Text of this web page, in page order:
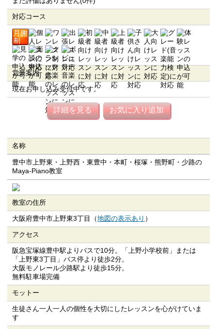
対応コース
営業案内
現在お申し込み受付中です。
詳細を見る お気に入り追加
名称
豊中市上野東・上野西・東豊中・本町・桜塚・熊野町・少路の
Maya-Piano教室
教室の住所
大阪府豊中市上野東3丁目（地図の表示あり ）
アクセス
阪急宝塚線豊中駅よりバスで10分。「上野小学校前」または
「上野東3丁目」バス停より徒歩2分。
大阪モノレール少路駅より徒歩15分。
無料駐車場完備
モットー
生徒さん一人一人の個性を大切にしたレッスンを心がけていま
す